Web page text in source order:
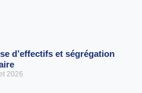
d’effectifs et ségrégation
2026